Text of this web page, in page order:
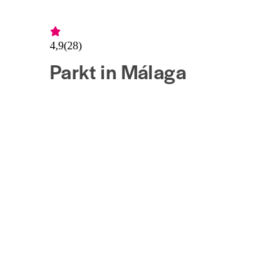
4,9(28)
Parkt in Málaga